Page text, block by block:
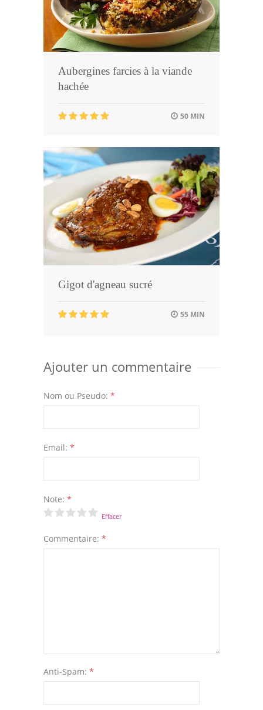
Aubergines farcies à la viande
hachée
50 MIN
Gigot d'agneau sucré
55 MIN
Ajouter un commentaire
Nom ou Pseudo: *
Email: *
Note: *
Effacer
Commentaire: *
Anti-Spam: *